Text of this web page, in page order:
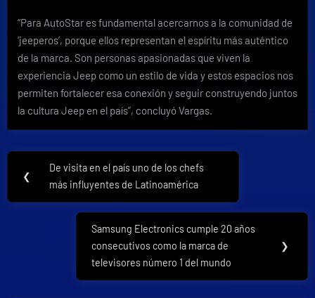
“Para AutoStar es fundamental acercarnos a la comunidad de
‘jeeperos’, porque ellos representan el espíritu más auténtico
de la marca. Son personas apasionadas que viven la
experiencia Jeep como un estilo de vida y estos espacios nos
permiten fortalecer esa conexión y seguir construyendo juntos
la cultura Jeep en el país”, concluyó Vargas.
Navegación
de
entradas
❮
Previous
Post:
De visita en el país uno de los chefs
más influyentes de Latinoamérica
Next
Post:
Samsung Electronics cumple 20 años
consecutivos como la marca de
televisores número 1 del mundo
❯